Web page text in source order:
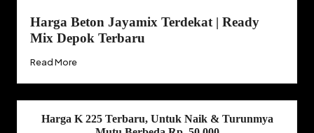
Harga Beton Jayamix Terdekat | Ready
Mix Depok Terbaru
Read More
Harga K 225 Terbaru, Untuk Naik & Turunmya